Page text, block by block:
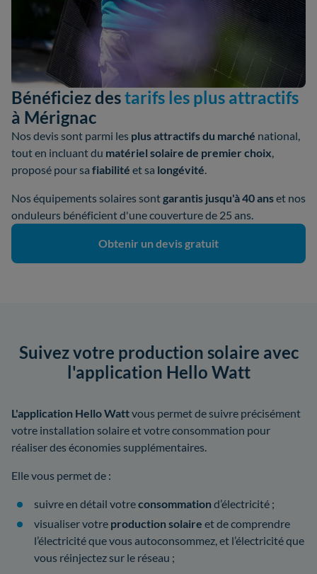
Bénéficiez destarifs les plus attractifs
à Mérignac
Nos devis sont parmi les plus attractifs du marché national,
tout en incluant du matériel solaire de premier choix,
proposé pour sa fiabilité et sa longévité.
Nos équipements solaires sontgarantis jusqu'à 40 anset nos
onduleurs bénéficient d'une couverture de 25 ans.
Obtenir un devis gratuit
Suivez votre production solaire avec
l'application Hello Watt
L'application Hello Wattvous permet de suivre précisément
votre installation solaire et votre consommation pour
réaliser des économies supplémentaires.
Elle vous permet de :
suivre en détail votreconsommation d’électricité ;
visualiser votre production solaire et de comprendre
l’électricité que vous autoconsommez, et l’électricité que
vous réinjectez sur le réseau ;